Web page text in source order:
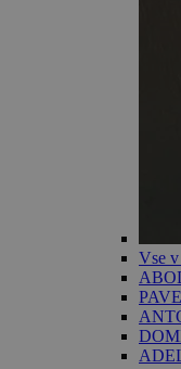
Vse